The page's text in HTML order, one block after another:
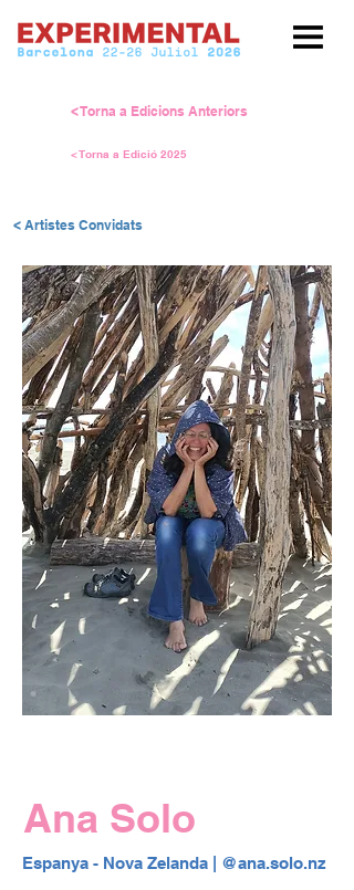
< Torna a Edicions Anteriors
< Torna a Edició 2025
< Artistes Convidats
Ana Solo
Espanya - Nova Zelanda | @ana.solo.nz